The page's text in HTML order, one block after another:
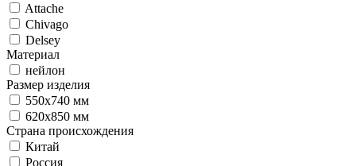
Attache
Chivago
Delsey
Материал
нейлон
Размер изделия
550х740 мм
620х850 мм
Страна происхождения
Китай
Россия